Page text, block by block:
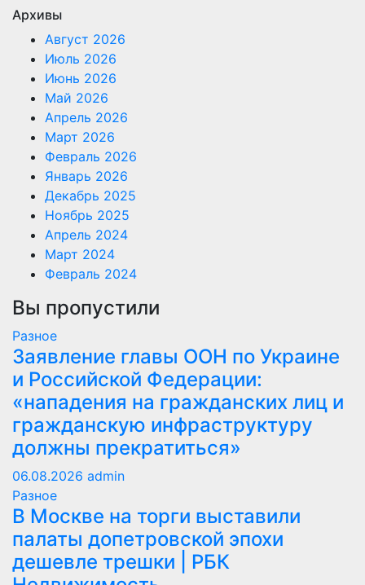
Архивы
Август 2026
Июль 2026
Июнь 2026
Май 2026
Апрель 2026
Март 2026
Февраль 2026
Январь 2026
Декабрь 2025
Ноябрь 2025
Апрель 2024
Март 2024
Февраль 2024
Вы пропустили
Разное
Заявление главы ООН по Украине
и Российской Федерации:
«нападения на гражданских лиц и
гражданскую инфраструктуру
должны прекратиться»
06.08.2026 admin
Разное
В Москве на торги выставили
палаты допетровской эпохи
дешевле трешки | РБК